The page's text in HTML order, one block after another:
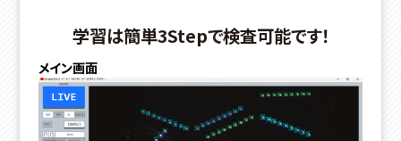
学習は簡単3Stepで検査可能です！
メイン画面